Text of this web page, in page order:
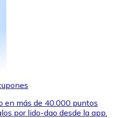
en más de 40.000 puntos
por lido-dao desde la app.